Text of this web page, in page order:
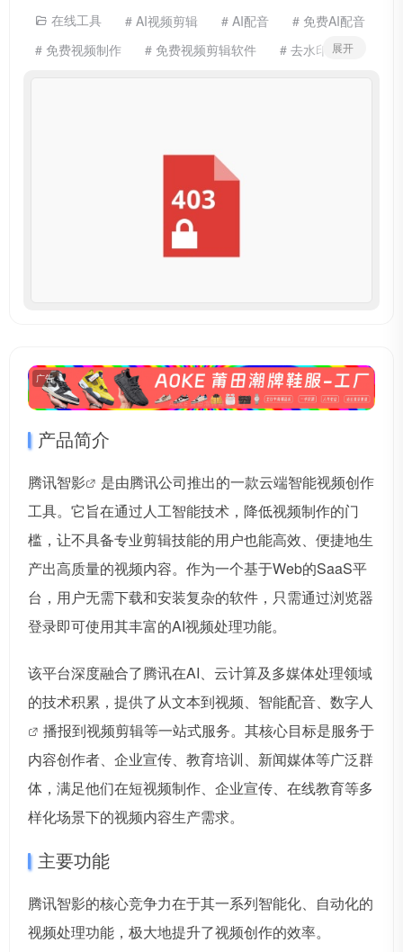
在线工具 # AI视频剪辑 # AI配音
# 免费AI配音
# 免费视频制作
# 免费视频剪辑软件
# 去水印
# 视频剪辑软件
展开
广告
产品简介
腾讯智影
是由腾讯公司推出的一款云端智能视频创作
工具。它旨在通过人工智能技术，降低视频制作的门
槛，让不具备专业剪辑技能的用户也能高效、便捷地生
产出高质量的视频内容。作为一个基于Web的SaaS平
台，用户无需下载和安装复杂的软件，只需通过浏览器
登录即可使用其丰富的AI视频处理功能。
该平台深度融合了腾讯在AI、云计算及多媒体处理领域
的技术积累，提供了从文本到视频、智能配音、 数字人
播报到视频剪辑等一站式服务。其核心目标是服务于
内容创作者、企业宣传、教育培训、新闻媒体等广泛群
体，满足他们在短视频制作、企业宣传、在线教育等多
样化场景下的视频内容生产需求。
主要功能
腾讯智影的核心竞争力在于其一系列智能化、自动化的
视频处理功能，极大地提升了视频创作的效率。